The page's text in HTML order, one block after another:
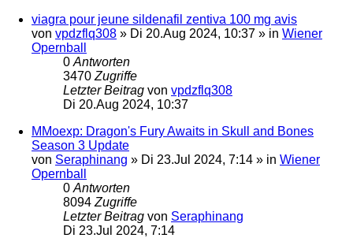
viagra pour jeune sildenafil zentiva 100 mg avis
von vpdzflq308 » Di 20.Aug 2024, 10:37 » in Wiener
Opernball
0 Antworten
3470 Zugriffe
Letzter Beitrag von vpdzflq308
Di 20.Aug 2024, 10:37
MMoexp: Dragon's Fury Awaits in Skull and Bones
Season 3 Update
von Seraphinang » Di 23.Jul 2024, 7:14 » in Wiener
Opernball
0 Antworten
8094 Zugriffe
Letzter Beitrag von Seraphinang
Di 23.Jul 2024, 7:14